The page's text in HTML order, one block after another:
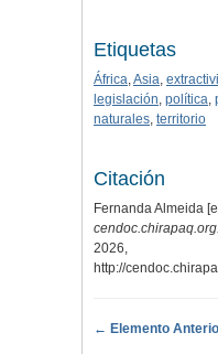
Etiquetas
África,Asia,
legislación, política,
naturales, territorio
Citación
Fernanda Almeida
2026,
http://
← Elemento